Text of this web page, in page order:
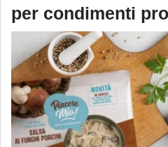
per condimenti